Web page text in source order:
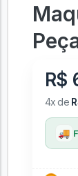
R$
4x de
🚚